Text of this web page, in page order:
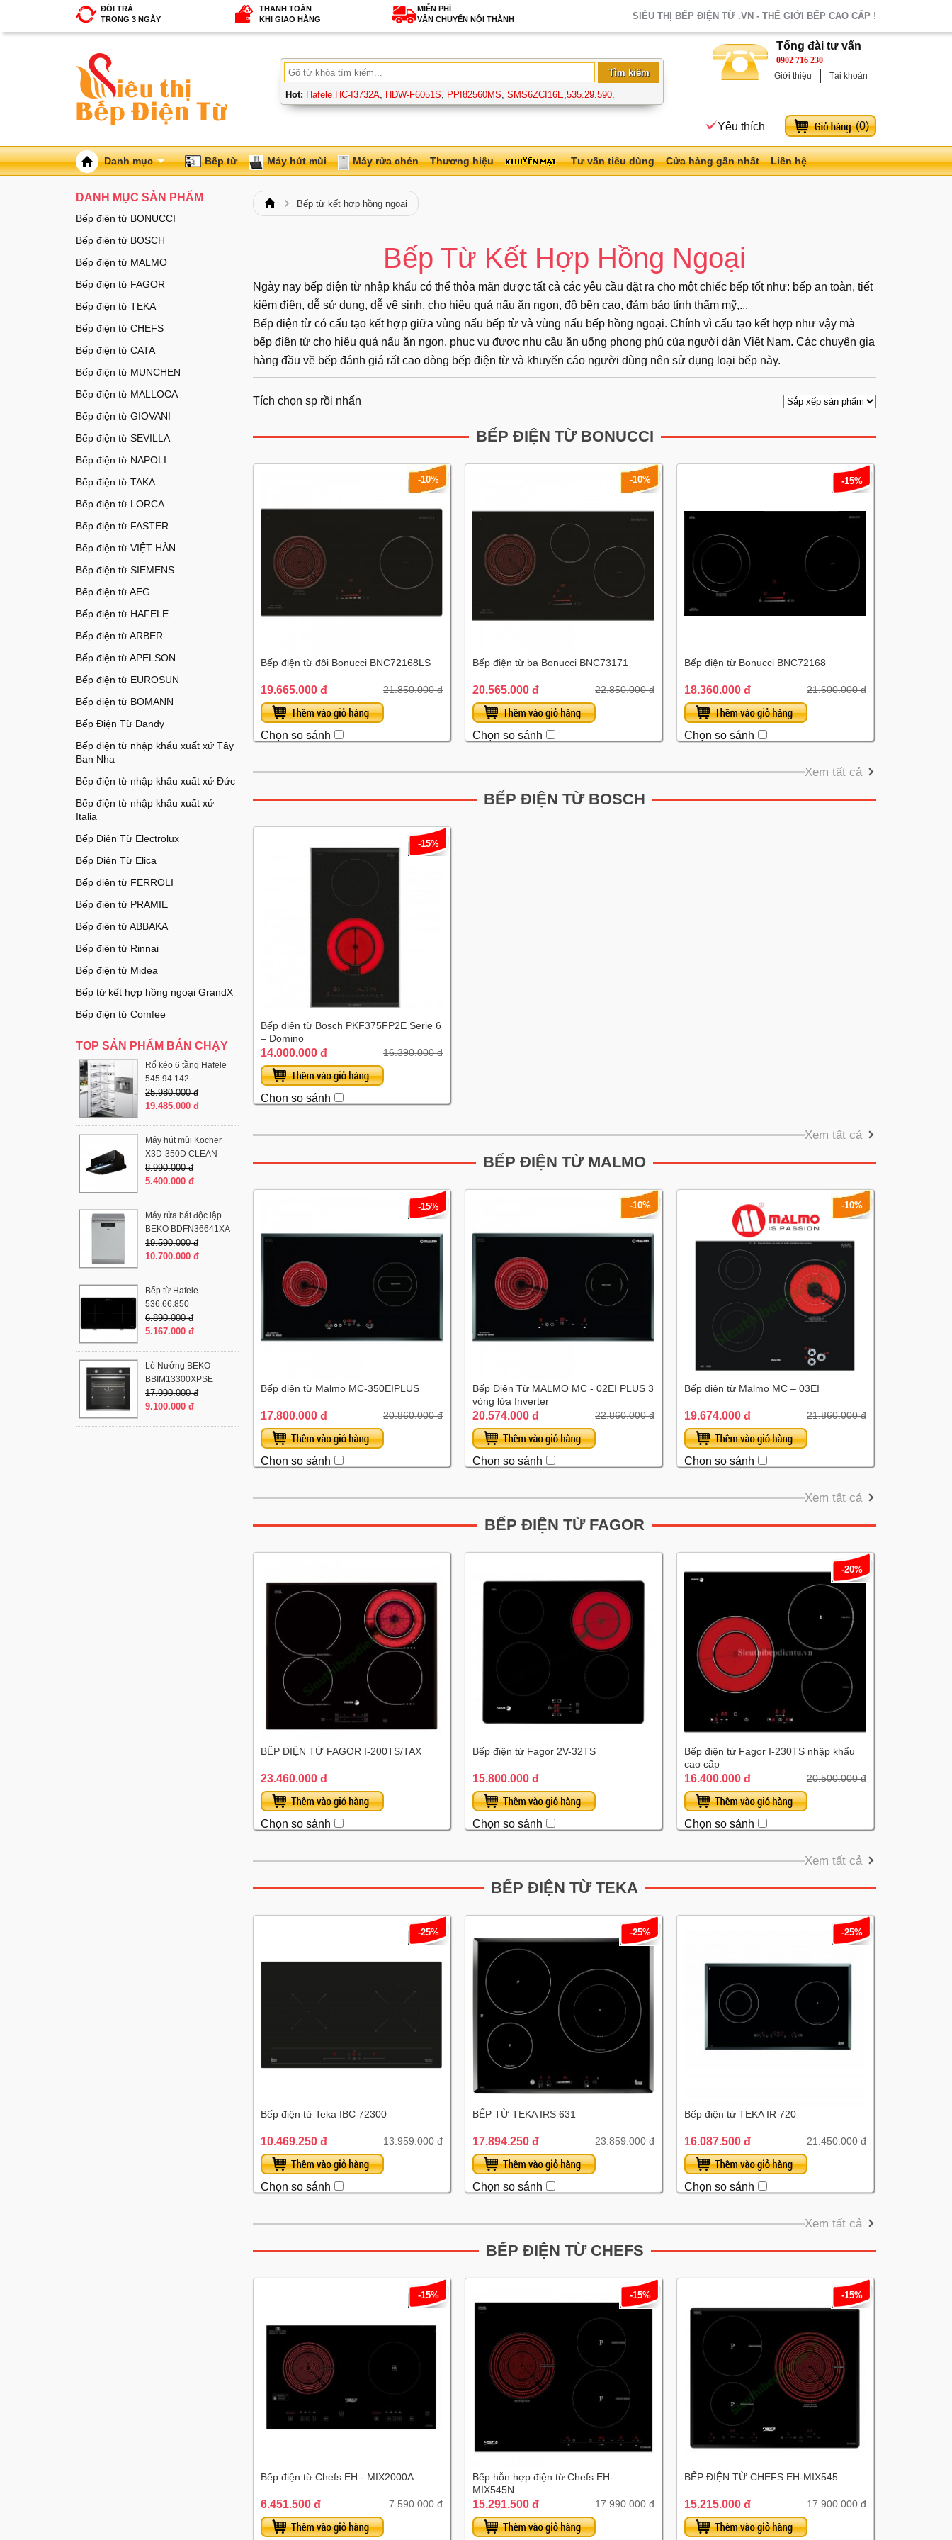
ĐỔI TRẢ
TRONG 3 NGÀY
THANH TOÁN
KHI GIAO HÀNG
MIỄN PHÍ
VẬN CHUYỂN NỘI THÀNH
SIÊU THỊ BẾP ĐIỆN TỪ .VN - THẾ GIỚI BẾP CAO CẤP !
Hot: Hafele HC-I3732A, HDW-F6051S, PPI82560MS, SMS6ZCI16E,535.29.590.
Tổng đài tư vấn
0902 716 230
Giới thiệu
Tài khoản
Yêu thích (0)
Danh mục Bếp từ Máy hút mùi Máy rửa chén Thương hiệu Tư vấn tiêu dùng Cửa hàng gần nhất Liên hệ
Bếp từ kết hợp hồng ngoại
Bếp Từ Kết Hợp Hồng Ngoại
Ngày nay bếp điện từ nhập khẩu có thể thỏa mãn được tất cả các yêu cầu đặt ra cho một chiếc bếp tốt như: bếp an toàn, tiết
kiệm điện, dễ sử dụng, dễ vệ sinh, cho hiệu quả nấu ăn ngon, độ bền cao, đảm bảo tính thẩm mỹ,...
Bếp điện từ có cấu tạo kết hợp giữa vùng nấu bếp từ và vùng nấu bếp hồng ngoại. Chính vì cấu tạo kết hợp như vậy mà
bếp điện từ cho hiệu quả nấu ăn ngon, phục vụ được nhu cầu ăn uống phong phú của người dân Việt Nam. Các chuyên gia
hàng đầu về bếp đánh giá rất cao dòng bếp điện từ và khuyến cáo người dùng nên sử dụng loại bếp này.
Tích chọn sp rồi nhấn
BẾP ĐIỆN TỪ BONUCCI
-10%
Bếp điện từ đôi Bonucci BNC72168LS
19.665.000 đ 21.850.000 đ
Chọn so sánh
-10%
Bếp điện từ ba Bonucci BNC73171
20.565.000 đ 22.850.000 đ
Chọn so sánh
-15%
Bếp điện từ Bonucci BNC72168
18.360.000 đ 21.600.000 đ
Chọn so sánh
Xem tất cả
BẾP ĐIỆN TỪ BOSCH
-15%
Bếp điện từ Bosch PKF375FP2E Serie 6
– Domino
14.000.000 đ 16.390.000 đ
Chọn so sánh
Xem tất cả
BẾP ĐIỆN TỪ MALMO
-15%
Bếp điện từ Malmo MC-350EIPLUS
17.800.000 đ 20.860.000 đ
Chọn so sánh
-10%
Bếp Điện Từ MALMO MC - 02EI PLUS 3
vòng lửa Inverter
20.574.000 đ 22.860.000 đ
Chọn so sánh
-10%
Bếp điện từ Malmo MC – 03EI
19.674.000 đ 21.860.000 đ
Chọn so sánh
Xem tất cả
BẾP ĐIỆN TỪ FAGOR
BẾP ĐIỆN TỪ FAGOR I-200TS/TAX
23.460.000 đ
Chọn so sánh
Bếp điện từ Fagor 2V-32TS
15.800.000 đ
Chọn so sánh
-20%
Bếp điện từ Fagor I-230TS nhập khẩu
cao cấp
16.400.000 đ 20.500.000 đ
Chọn so sánh
Xem tất cả
BẾP ĐIỆN TỪ TEKA
-25%
Bếp điện từ Teka IBC 72300
10.469.250 đ 13.959.000 đ
Chọn so sánh
-25%
BẾP TỪ TEKA IRS 631
17.894.250 đ 23.859.000 đ
Chọn so sánh
-25%
Bếp điện từ TEKA IR 720
16.087.500 đ 21.450.000 đ
Chọn so sánh
Xem tất cả
BẾP ĐIỆN TỪ CHEFS
-15%
Bếp điện từ Chefs EH - MIX2000A
6.451.500 đ 7.590.000 đ
-15%
Bếp hỗn hợp điện từ Chefs EH-
MIX545N
15.291.500 đ 17.990.000 đ
-15%
BẾP ĐIỆN TỪ CHEFS EH-MIX545
15.215.000 đ 17.900.000 đ
DANH MỤC SẢN PHẨM
Bếp điện từ BONUCCI
Bếp điện từ BOSCH
Bếp điện từ MALMO
Bếp điện từ FAGOR
Bếp điện từ TEKA
Bếp điện từ CHEFS
Bếp điện từ CATA
Bếp điện từ MUNCHEN
Bếp điện từ MALLOCA
Bếp điện từ GIOVANI
Bếp điện từ SEVILLA
Bếp điện từ NAPOLI
Bếp điện từ TAKA
Bếp điện từ LORCA
Bếp điện từ FASTER
Bếp điện từ VIỆT HÀN
Bếp điện từ SIEMENS
Bếp điện từ AEG
Bếp điện từ HAFELE
Bếp điện từ ARBER
Bếp điện từ APELSON
Bếp điện từ EUROSUN
Bếp điện từ BOMANN
Bếp Điện Từ Dandy
Bếp điện từ nhập khẩu xuất xứ Tây
Ban Nha
Bếp điện từ nhập khẩu xuất xứ Đức
Bếp điện từ nhập khẩu xuất xứ
Italia
Bếp Điện Từ Electrolux
Bếp Điện Từ Elica
Bếp điện từ FERROLI
Bếp điện từ PRAMIE
Bếp điện từ ABBAKA
Bếp điện từ Rinnai
Bếp điện từ Midea
Bếp từ kết hợp hồng ngoại GrandX
Bếp điện từ Comfee
TOP SẢN PHẨM BÁN CHẠY
Rổ kéo 6 tầng Hafele
545.94.142
25.980.000 đ
19.485.000 đ
Máy hút mùi Kocher
X3D-350D CLEAN
8.990.000 đ
5.400.000 đ
Máy rửa bát độc lập
BEKO BDFN36641XA
19.590.000 đ
10.700.000 đ
Bếp từ Hafele
536.66.850
6.890.000 đ
5.167.000 đ
Lò Nướng BEKO
BBIM13300XPSE
17.990.000 đ
9.100.000 đ